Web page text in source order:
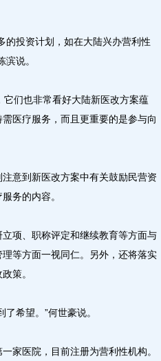
投资计划，如在大陆兴办营利性
说。
们也非常看好大陆新医改方案蕴
医疗服务，而且更重要的是参与向
意到新医改方案中有关鼓励民营资
务的内容。
项、职称评定和继续教育等方面与
等方面一视同仁。另外，还将落实
策。
希望。”何世豪说。
医院，目前注册为营利性机构。